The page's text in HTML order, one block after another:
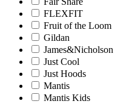
FLEXFIT
Fruit of the Loom
Gildan
James&Nicholson
Just Cool
Just Hoods
Mantis
Mantis Kids